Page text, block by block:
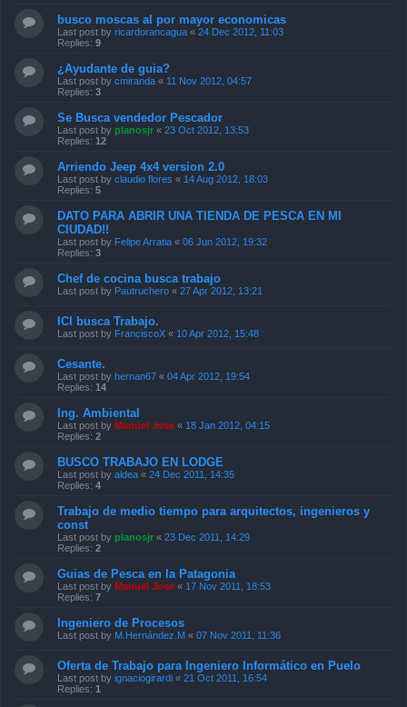
busco moscas al por mayor economicas
Last post by ricardorancagua « 24 Dec 2012, 11:03
Replies: 9
¿Ayudante de guia?
Last post by cmiranda « 11 Nov 2012, 04:57
Replies: 3
Se Busca vendedor Pescador
Last post by planosjr « 23 Oct 2012, 13:53
Replies: 12
Arriendo Jeep 4x4 version 2.0
Last post by claudio flores « 14 Aug 2012, 18:03
Replies: 5
DATO PARA ABRIR UNA TIENDA DE PESCA EN MI
CIUDAD!!
Last post by Felipe Arratia « 06 Jun 2012, 19:32
Replies: 3
Chef de cocina busca trabajo
Last post by Pautruchero « 27 Apr 2012, 13:21
ICI busca Trabajo.
Last post by FranciscoX « 10 Apr 2012, 15:48
Cesante.
Last post by hernan67 « 04 Apr 2012, 19:54
Replies: 14
Ing. Ambiental
Last post by Manuel Jose « 18 Jan 2012, 04:15
Replies: 2
BUSCO TRABAJO EN LODGE
Last post by aldea « 24 Dec 2011, 14:35
Replies: 4
Trabajo de medio tiempo para arquitectos, ingenieros y
const
Last post by planosjr « 23 Dec 2011, 14:29
Replies: 2
Guias de Pesca en la Patagonia
Last post by Manuel Jose « 17 Nov 2011, 18:53
Replies: 7
Ingeniero de Procesos
Last post by M.Hernández.M « 07 Nov 2011, 11:36
Oferta de Trabajo para Ingeniero Informático en Puelo
Last post by ignaciogirardi « 21 Oct 2011, 16:54
Replies: 1